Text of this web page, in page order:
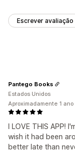
Escrever avaliação
I LOVE THIS APP!
wish it had been
better late than
Pantego Books
Estados Unidos
Aproximadamente 1